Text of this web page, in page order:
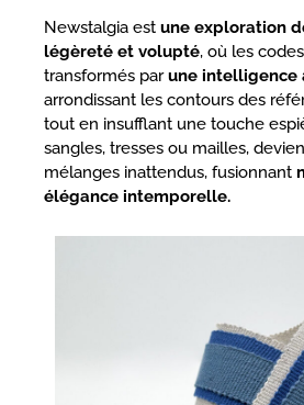
Newstalgia est une exploration
légèreté et volupté, où les
transformés parune
arrondissant les contours des
tout en insufflant une touche
sangles, tresses ou mailles,
mélanges inattendus, fusionnant
élégance intemporelle.